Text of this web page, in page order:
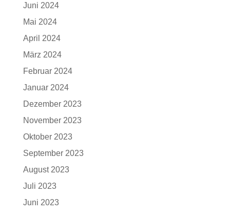
Juni 2024
Mai 2024
April 2024
März 2024
Februar 2024
Januar 2024
Dezember 2023
November 2023
Oktober 2023
September 2023
August 2023
Juli 2023
Juni 2023